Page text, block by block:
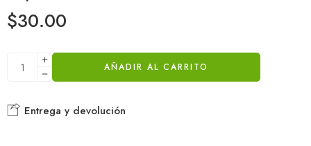
$30.00
AÑADIR AL CARRITO
Entrega y devolución